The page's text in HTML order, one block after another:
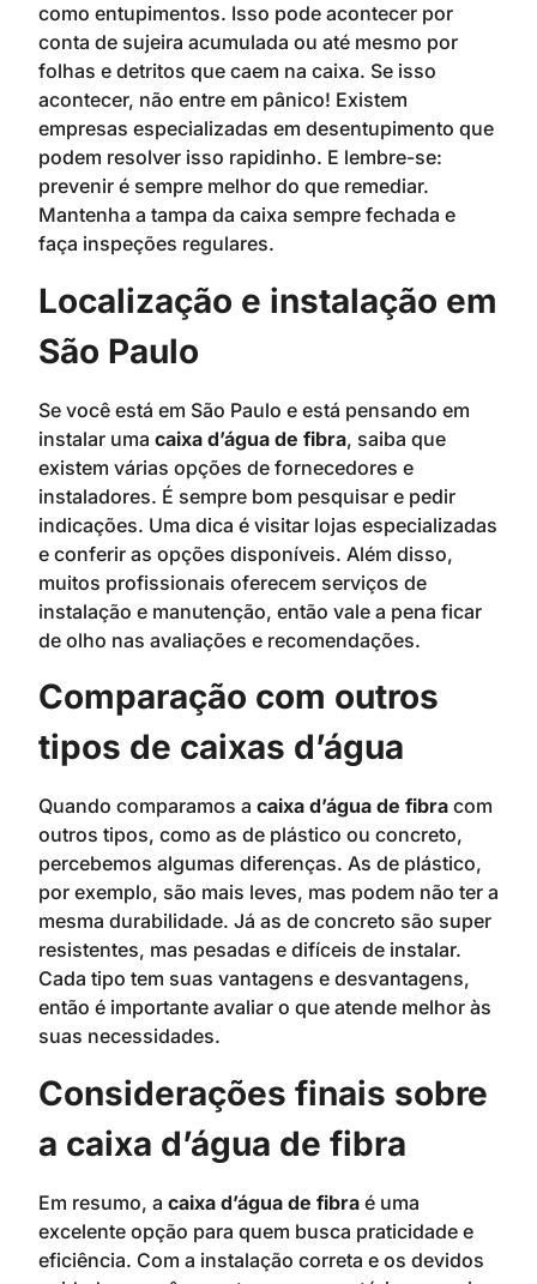
como entupimentos. Isso pode acontecer por
conta de sujeira acumulada ou até mesmo por
folhas e detritos que caem na caixa. Se isso
acontecer, não entre em pânico! Existem
empresas especializadas em desentupimento que
podem resolver isso rapidinho. E lembre-se:
prevenir é sempre melhor do que remediar.
Mantenha a tampa da caixa sempre fechada e
faça inspeções regulares.
Localização e instalação em
São Paulo
Se você está em São Paulo e está pensando em
instalar uma caixa d’água de fibra, saiba que
existem várias opções de fornecedores e
instaladores. É sempre bom pesquisar e pedir
indicações. Uma dica é visitar lojas especializadas
e conferir as opções disponíveis. Além disso,
muitos profissionais oferecem serviços de
instalação e manutenção, então vale a pena ficar
de olho nas avaliações e recomendações.
Comparação com outros
tipos de caixas d’água
Quando comparamos a caixa d’água de fibra com
outros tipos, como as de plástico ou concreto,
percebemos algumas diferenças. As de plástico,
por exemplo, são mais leves, mas podem não ter a
mesma durabilidade. Já as de concreto são super
resistentes, mas pesadas e difíceis de instalar.
Cada tipo tem suas vantagens e desvantagens,
então é importante avaliar o que atende melhor às
suas necessidades.
Considerações finais sobre
a caixa d’água de fibra
Em resumo, a caixa d’água de fibra é uma
excelente opção para quem busca praticidade e
eficiência. Com a instalação correta e os devidos